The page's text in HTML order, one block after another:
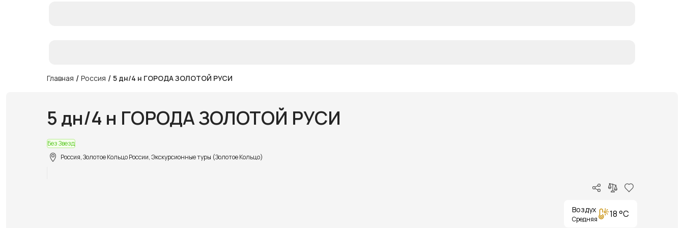
Главная / Россия / 5 дн/4 н ГОРОДА ЗОЛОТОЙ РУСИ
5 дн/4 н ГОРОДА ЗОЛОТОЙ РУСИ
Без Звезд
Россия, Золотое Кольцо России, Экскурсионные туры (Золотое Кольцо)
Воздух
Средняя 18 °C